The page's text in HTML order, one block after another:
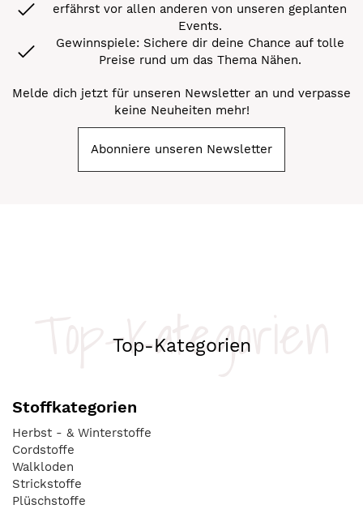
erfährst vor allen anderen von unseren geplanten
Events.
Gewinnspiele: Sichere dir deine Chance auf tolle
Preise rund um das Thema Nähen.
Melde dich jetzt für unseren Newsletter an und verpasse
keine Neuheiten mehr!
Abonniere unseren Newsletter
Top-Kategorien
Top-Kategorien
Stoffkategorien
Herbst - & Winterstoffe
Cordstoffe
Walkloden
Strickstoffe
Plüschstoffe